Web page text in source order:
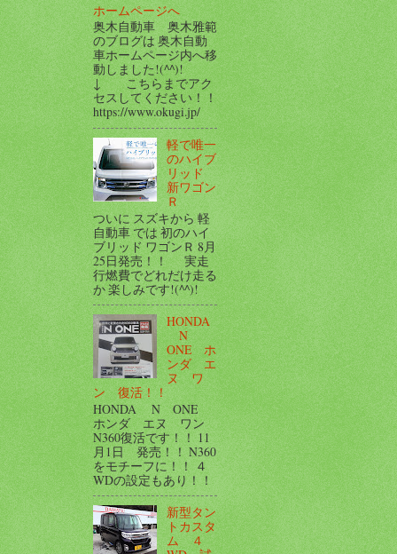
ホームページへ
奥木自動車 奥木雅範
のブログは 奥木自動
車ホームページ内へ移
動しました!(^^)!
↓ こちらまでアク
セスしてください！！
https://www.okugi.jp/
軽で唯一
のハイブ
リッド
新ワゴン
Ｒ
ついに スズキから 軽
自動車 では 初のハイ
ブリッド ワゴンＲ 8月
25日発売！！ 実走
行燃費でどれだけ走る
か 楽しみです!(^^)!
HONDA
N
ONE ホ
ンダ エ
ヌ ワ
ン 復活！！
HONDA N ONE
ホンダ エヌ ワン
N360復活です！！ 11
月1日 発売！！ N360
をモチーフに！！ ４
WDの設定もあり！！
新型タン
トカスタ
ム ４